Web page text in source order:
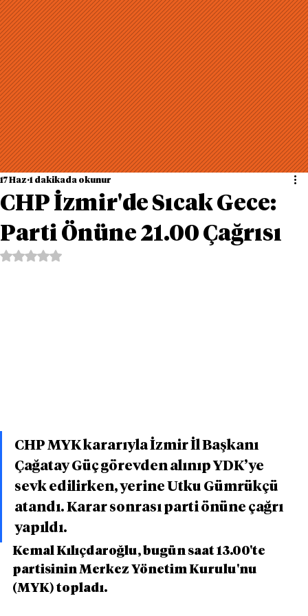
CHP İzmir'de Sıcak Gece:
Parti Önüne 21.00 Çağrısı
17 Haz 1 dakikada okunur
5 üzerinden NaN yıldız
CHP MYK kararıyla İzmir İl Başkanı
Çağatay Güç görevden alınıp YDK’ye
sevk edilirken, yerine Utku Gümrükçü
atandı. Karar sonrası parti önüne çağrı
yapıldı.
Kemal Kılıçdaroğlu, bugün saat 13.00'te
partisinin Merkez Yönetim Kurulu'nu
(MYK) topladı.